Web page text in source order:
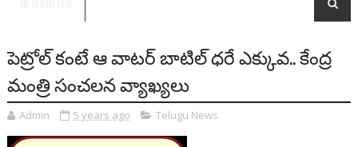
పెట్రోల్ కంటే ఆ వాటర్ బాటిల్ ధరే ఎక్కువ.. కేంద్ర
మంత్రి సంచలన వ్యాఖ్యలు
Admin 5 years ago Telugu News